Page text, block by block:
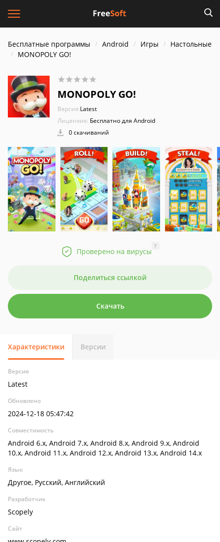
Бесплатные программы Android Игры
Настольные
MONOPOLY GO!
MONOPOLY GO!
Версия:Latest
Лицензия: Бесплатно для Android
0 скачиваний
Проверено на вирусы
?
Поделиться ссылкой
Скачать
Характеристики Версии
Версия
Latest
Обновлено
2024-12-18 05:47:42
Совместимость
Android 6.x, Android 7.x, Android 8.x, Android 9.x, Android
10.x, Android 11.x, Android 12.x, Android 13.x, Android 14.x
Язык
Другое, Русский, Английский
Разработчик
Scopely
Сайт